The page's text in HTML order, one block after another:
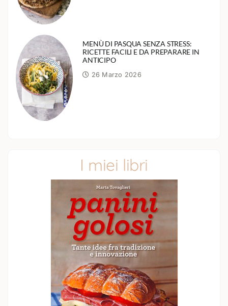
MENÙ DI PASQUA SENZA STRESS:
RICETTE FACILI E DA PREPARARE IN
ANTICIPO
26 Marzo 2026
I miei libri